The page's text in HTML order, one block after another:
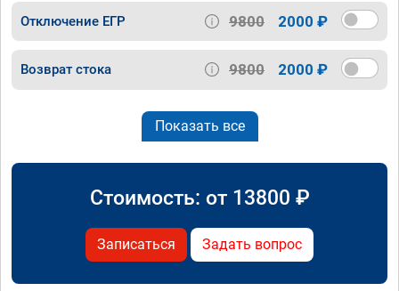
Отключение ЕГР 9800 2000 ₽
Возврат стока 9800 2000 ₽
Показать все
Стоимость: от 13800 ₽
Записаться Задать вопрос